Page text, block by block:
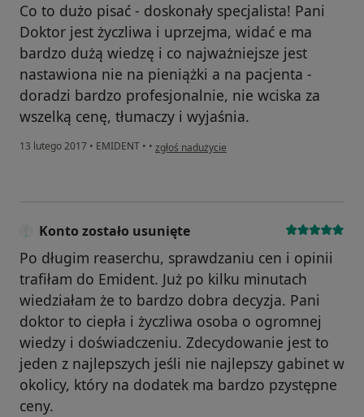
Co to dużo pisać - doskonały specjalista! Pani
Doktor jest życzliwa i uprzejma, widać e ma
bardzo dużą wiedzę i co najważniejsze jest
nastawiona nie na pieniążki a na pacjenta -
doradzi bardzo profesjonalnie, nie wciska za
wszelką cenę, tłumaczy i wyjaśnia.
13 lutego 2017 • EMIDENT • • w opinii użytkownika Konto zostało usunięte
zgłoś nadużycie
Konto zostało usunięte
Po długim reaserchu, sprawdzaniu cen i opinii
trafiłam do Emident. Już po kilku minutach
wiedziałam że to bardzo dobra decyzja. Pani
doktor to ciepła i życzliwa osoba o ogromnej
wiedzy i doświadczeniu. Zdecydowanie jest to
jeden z najlepszych jeśli nie najlepszy gabinet w
okolicy, który na dodatek ma bardzo pzystępne
ceny.